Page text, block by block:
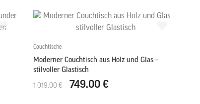
Couchtische
Moderner Couchtisch aus Holz und Glas –
stilvoller Glastisch
1 019.00 € 749.00 €